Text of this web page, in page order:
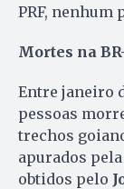
PRF, nenhum
Mortes na
Entre janeiro
pessoas
trechos
apurados
obtidos pelo